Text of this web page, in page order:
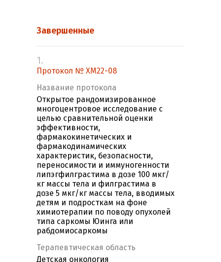
Завершенные
1.
Протокол № XM22-08
Название протокола
Открытое рандомизированное
многоцентровое исследование с
целью сравнительной оценки
эффективности,
фармакокинетических и
фармакодинамических
характеристик, безопасности,
переносимости и иммуногенности
липэгфилграстима в дозе 100 мкг/
кг массы тела и филграстима в
дозе 5 мкг/кг массы тела, вводимых
детям и подросткам на фоне
химиотерапии по поводу опухолей
типа саркомы Юинга или
рабдомиосаркомы
Терапевтическая область
Детская онкология